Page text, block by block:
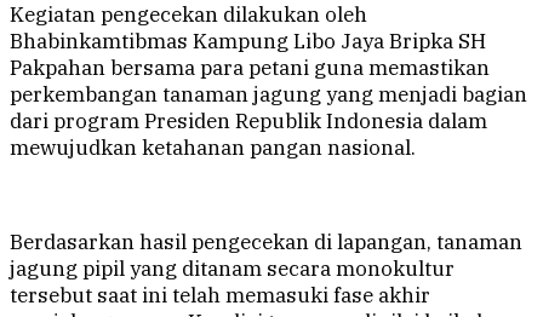
Kegiatan pengecekan dilakukan oleh
Bhabinkamtibmas Kampung Libo Jaya Bripka SH
Pakpahan bersama para petani guna memastikan
perkembangan tanaman jagung yang menjadi bagian
dari program Presiden Republik Indonesia dalam
mewujudkan ketahanan pangan nasional.
Berdasarkan hasil pengecekan di lapangan, tanaman
jagung pipil yang ditanam secara monokultur
tersebut saat ini telah memasuki fase akhir